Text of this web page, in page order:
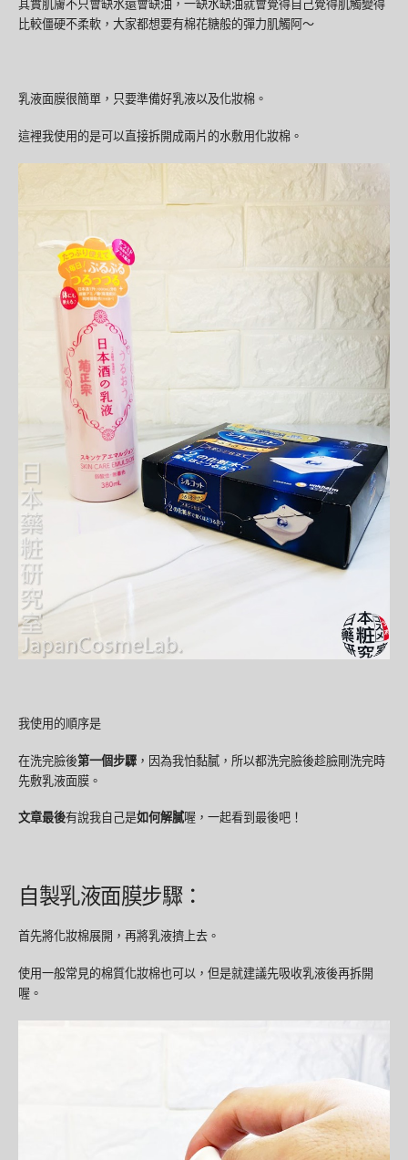
其實肌膚不只會缺水還會缺油，一缺水缺油就會覺得自己覺得肌觸變得
比較僵硬不柔軟，大家都想要有棉花糖般的彈力肌觸阿～
乳液面膜很簡單，只要準備好乳液以及化妝棉。
這裡我使用的是可以直接拆開成兩片的水敷用化妝棉。
我使用的順序是
在洗完臉後第一個步驟 ，因為我怕黏膩，所以都洗完臉後趁臉剛洗完時
先敷乳液面膜。
文章最後有說我自己是如何解膩喔，一起看到最後吧！
自製乳液面膜步驟：
首先將化妝棉展開，再將乳液擠上去。
使用一般常見的棉質化妝棉也可以，但是就建議先吸收乳液後再拆開
喔。